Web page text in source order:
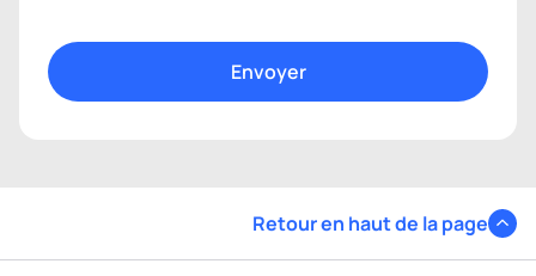
Retour en haut de la page